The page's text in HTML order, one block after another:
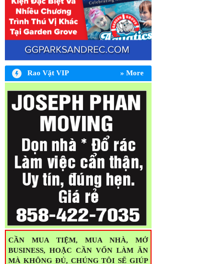
Rao Vặt VIP » More
TIN MỪNG DI TRÚ Nhận bảo lãnh tài
chánh - thân nhân. Vì chúng tôi có nhiều
công ty hãng lớn bảo lãnh tài chánh cho
qua Mỹ lẹ. Xin liên lạc: 714-726-0806
CẦN MUA TIỆM, MUA NHÀ, MỞ
BUSINESS, HOẶC CẦN VỐN LÀM ĂN